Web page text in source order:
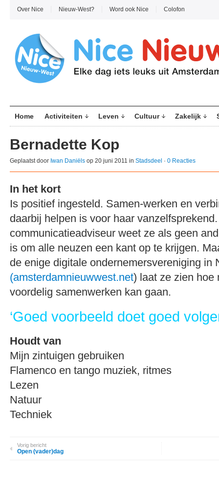
Over Nice Nieuw-West? Word ook Nice Colofon
Home Activiteiten Leven Cultuur Zakelijk
Bernadette Kop
Geplaatst door Iwan Daniëls op 20 juni 2011 in Stadsdeel · 0 Reacties
In het kort
Is positief ingesteld. Samen-werken en
daarbij helpen is voor haar
communicatieadviseur weet ze als geen
is om alle neuzen een kant op te krijgen.
de enige digitale ondernemersvereniging in
(amsterdamnieuwwest.net) laat ze zien hoe
voordelig samenwerken kan gaan.
‘Goed voorbeeld doet goed
Houdt van
Mijn zintuigen gebruiken
Flamenco en tango muziek, ritmes
Lezen
Natuur
Techniek
Vorig bericht
Open (vader)dag